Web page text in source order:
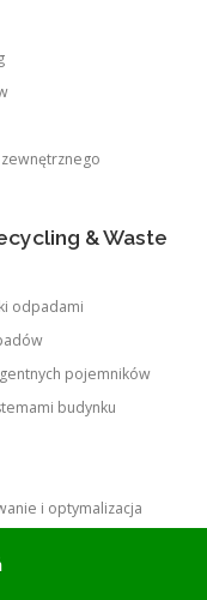
& Waste
odpadami
pojemników
budynku
i optymalizacja
Wołomin, Zielonka,
Otwock, Józefów,